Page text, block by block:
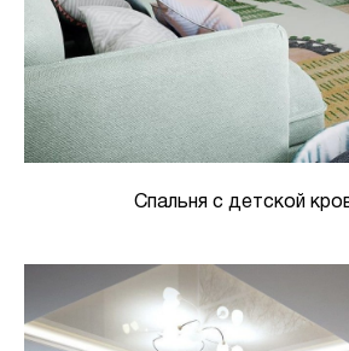
Спальня с детской